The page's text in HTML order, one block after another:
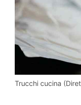
Trucchi cucina